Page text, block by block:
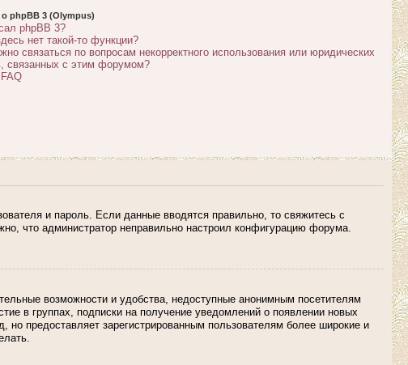
phpBB 3 (Olympus)
phpBB 3?
нет такой-то функции?
связаться по вопросам некорректного использования или юридических
связанных с этим форумом?
и пароль. Если данные вводятся правильно, то свяжитесь с
что администратор неправильно настроил конфигурацию форума.
возможности и удобства, недоступные анонимным посетителям
в группах, подписки на получение уведомлений о появлении новых
предоставляет зарегистрированным пользователям более широкие и